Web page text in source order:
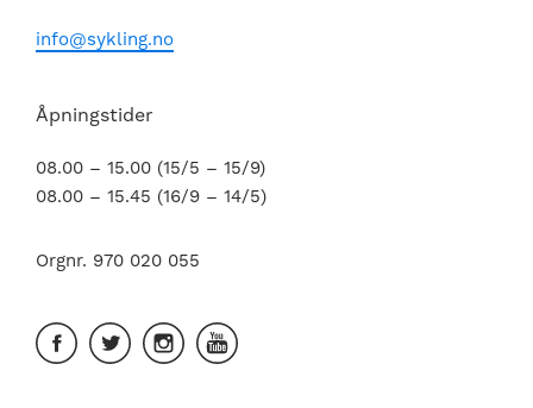
info@sykling.no
Åpningstider
08.00 – 15.00 (15/5 – 15/9)
08.00 – 15.45 (16/9 – 14/5)
Orgnr. 970 020 055